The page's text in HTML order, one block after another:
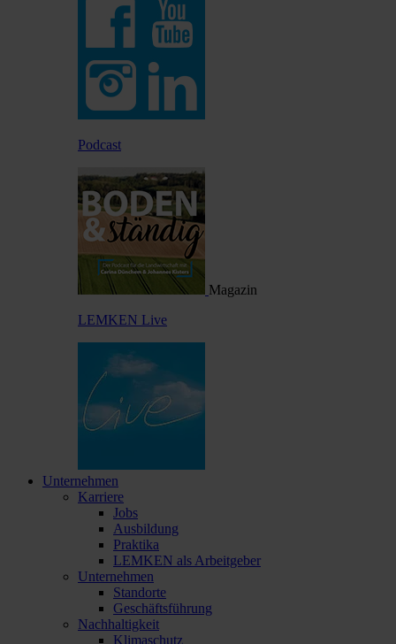
Podcast
Magazin
LEMKEN Live
Unternehmen
Karriere
Jobs
Ausbildung
Praktika
LEMKEN als Arbeitgeber
Unternehmen
Standorte
Geschäftsführung
Nachhaltigkeit
Klimaschutz